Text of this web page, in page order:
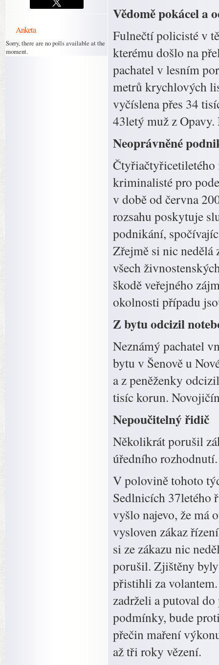
Anketa
Sorry, there are no polls available at the
moment.
Vědomě pokácel a
Fulnečtí policisté v
kterému došlo na
pachatel v lesním
metrů krychlových
vyčíslena přes 34
43letý muž z
Neoprávněné
kriminalisté pro
v době od června
rozsahu poskytuje
podnikání,
Zřejmě si nic nedělá
všech
škodě veřejného
okolnosti případu
Z bytu odcizil
Neznámý pachatel
bytu v Šenově u
a z peněženky
tisíc korun.
Nepoučitelný řidič
Několikrát porušil
úředního rozhodnutí.
V polovině tohoto
Sedlnicích 37letého
vyšlo najevo, že má
vysloven zákaz
si ze zákazu nic
porušil. Zjištěny
přistihli za
zadrželi a putoval
podmínky, bude
přečin maření
až tři roky vězení.